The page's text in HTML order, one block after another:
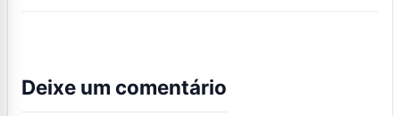
Deixe um comentário